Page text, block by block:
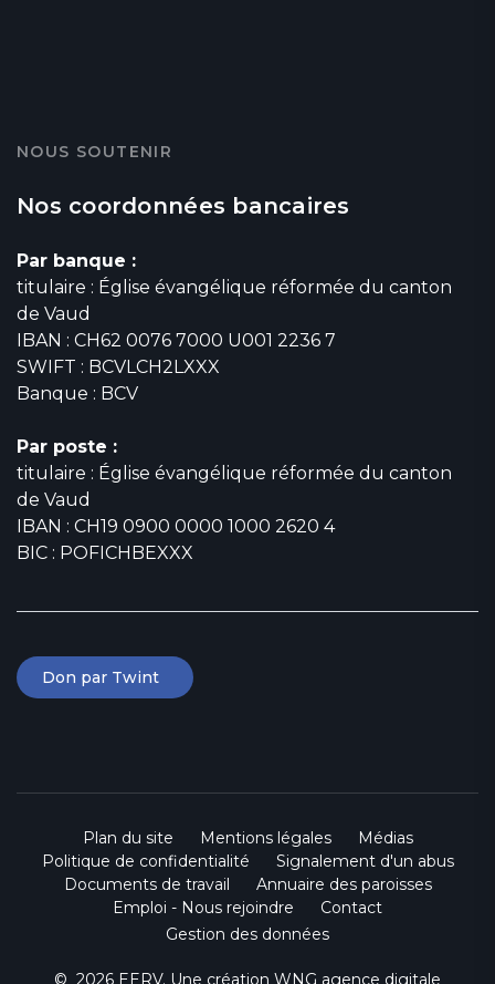
NOUS SOUTENIR
Nos coordonnées bancaires
Par banque :
titulaire : Église évangélique réformée du canton
de Vaud
IBAN : CH62 0076 7000 U001 2236 7
SWIFT : BCVLCH2LXXX
Banque : BCV
Par poste :
titulaire : Église évangélique réformée du canton
de Vaud
IBAN : CH19 0900 0000 1000 2620 4
BIC : POFICHBEXXX
Don par Twint
Plan du site Mentions légales
Médias
Politique de confidentialité
Signalement d'un abus
Documents de travail
Annuaire des paroisses
Emploi - Nous rejoindre
Contact
Gestion des données